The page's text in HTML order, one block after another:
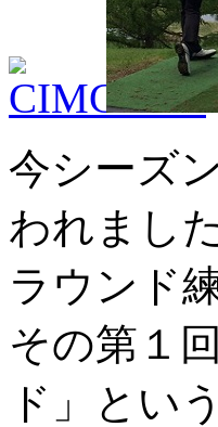
今シーズ
われまし
ラウンド
その第１
ド」とい